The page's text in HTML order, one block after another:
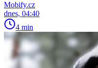
Mobify.cz
dnes, 04:40
4 min